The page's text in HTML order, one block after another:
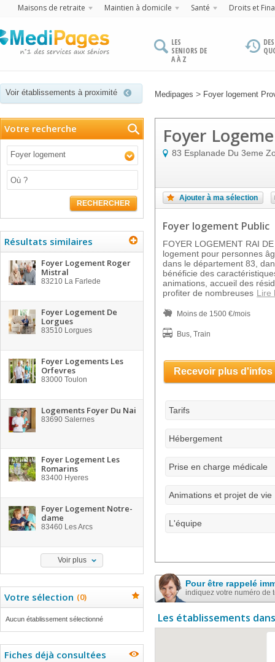
Maisons de retraite Maintien à domicile Santé Droits et
LES
SENIORS DE
A À Z
Voir établissements à proximité Medipages > Foyer logement
Votre recherche
Foyer logement
RECHERCHER
Résultats similaires
Foyer Logement Roger
Mistral
83210 La Farlede
Foyer Logement De
Lorgues
83510 Lorgues
Foyer Logements Les
Orfevres
83000 Toulon
Logements Foyer Du Nai
83690 Salernes
Foyer Logement Les
Romarins
83400 Hyeres
Foyer Logement Notre-
dame
83460 Les Arcs
Voir plus
Votre sélection (0)
Aucun établissement sélectionné
Fiches déjà consultées
Foyer
83 Esplanade Du 3eme
Ajouter à ma sélection
Foyer logement Public
FOYER LOGEMENT RAI
logement pour personnes
dans le département 83,
bénéficie des
animations, accueil des
profiter de nombreuses Lire
Moins de 1500 €/mois
Bus, Train
Recevoir plus d'infos
Tarifs
Hébergement
Prise en charge médicale
Animations et projet de vie
L'équipe
Pour être rappelé
indiquez votre numéro de
Les établissements